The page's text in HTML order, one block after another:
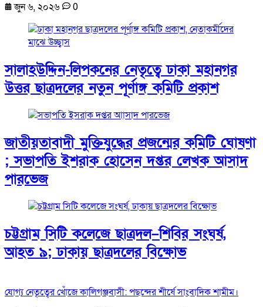
জুন ৬, ২০২৬
0
সালাহউদ্দিন-লিপকনের নেতৃত্বে ঢাকা মহানগর
উত্তর ছাত্রদলের নতুন পূর্ণাঙ্গ কমিটি প্রকাশ
জাতীয়তাবাদী মুক্তিযুদ্ধের প্রজন্মের কমিটি ঘোষণা
; সভাপতি ইশরাক হোসেন দপ্তর লেখক আসাদ
পারভেজ
চট্টগ্রাম সিটি কলেজে ছাত্রদল–শিবির সংঘর্ষ,
আহত ৯; ঢাকায় ছাত্রদলের বিক্ষোভ
যোগ্য নেতৃত্বের খোঁজে কালিগঞ্জবাসী: পছন্দের শীর্ষে সাংবাদিক শামীম।